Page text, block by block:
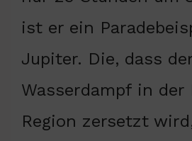
ist er ein
Jupiter. Die, dass
Wasserdampf in
Region zersetzt